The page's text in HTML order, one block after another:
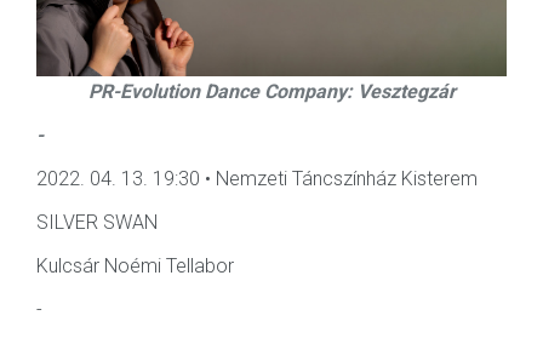
PR-Evolution Dance Company: Vesztegzár
-
2022. 04. 13. 19:30 • Nemzeti Táncszínház Kisterem
SILVER SWAN
Kulcsár Noémi Tellabor
-